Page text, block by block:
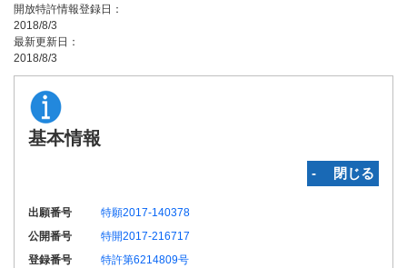
開放特許情報登録日：
2018/8/3
最新更新日：
2018/8/3
基本情報
‐ 閉じる
出願番号
特願2017-140378
公開番号
特開2017-216717
登録番号
特許第6214809号